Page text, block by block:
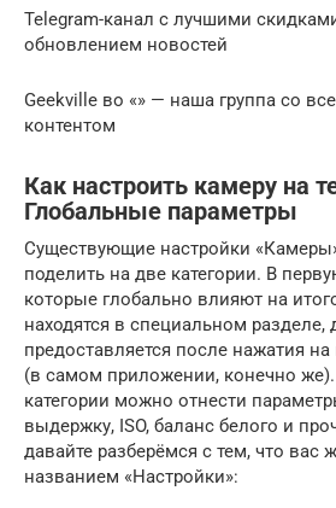
Telegram-канал с лучшими
обновлением новостей
Geekville во «» — наша группа со
контентом
Как настроить камеру на
Глобальные параметры
Существующие настройки
поделить на две категории. В
которые глобально влияют на
находятся в специальном разделе,
предоставляется после нажатия
(в самом приложении, конечно
категории можно отнести
выдержку, ISO, баланс белого и
давайте разберёмся с тем, что вас
названием «Настройки»: